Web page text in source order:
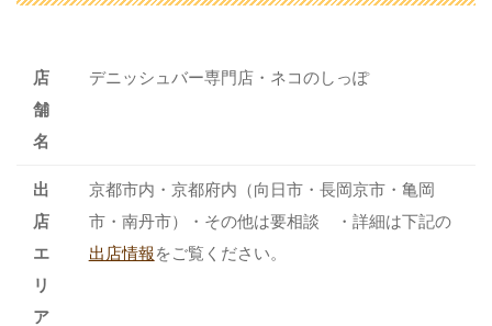
店
舗
名
デニッシュバー専門店・ネコのしっぽ
出
店
エ
リ
ア
京都市内・京都府内（向日市・長岡京市・亀岡
市・南丹市）・その他は要相談 ・詳細は下記の
出店情報をご覧ください。